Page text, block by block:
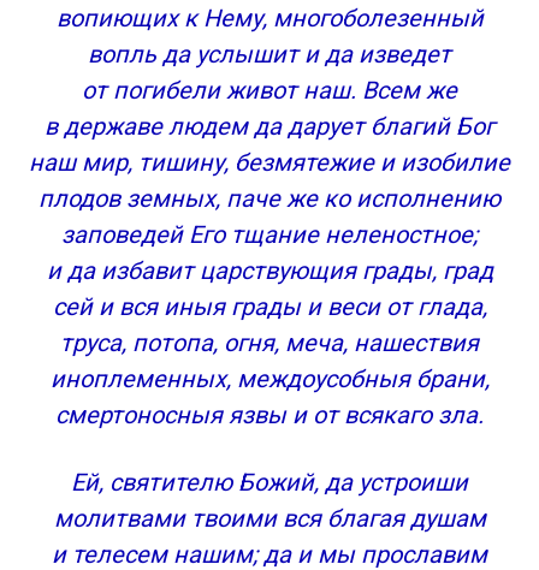
вопиющих к Нему, многоболезенный
вопль да услышит и да изведет
от погибели живот наш. Всем же
в державе людем да дарует благий Бог
наш мир, тишину, безмятежие и изобилие
плодов земных, паче же ко исполнению
заповедей Его тщание неленостное;
и да избавит царствующия грады, град
сей и вся иныя грады и веси от глада,
труса, потопа, огня, меча, нашествия
иноплеменных, междоусобныя брани,
смертоносныя язвы и от всякаго зла.
Ей, святителю Божий, да устроиши
молитвами твоими вся благая душам
и телесем нашим; да и мы прославим